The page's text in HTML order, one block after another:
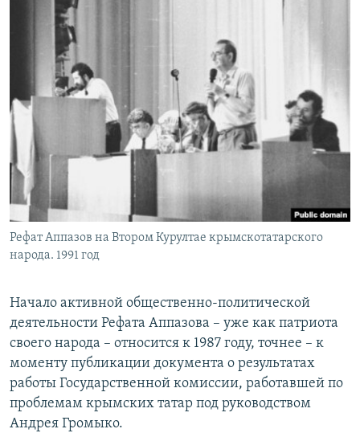
Рефат Аппазов на Втором Курултае крымскотатарского
народа. 1991 год
Начало активной общественно-политической
деятельности Рефата Аппазова – уже как патриота
своего народа – относится к 1987 году, точнее – к
моменту публикации документа о результатах
работы Государственной комиссии, работавшей по
проблемам крымских татар под руководством
Андрея Громыко.